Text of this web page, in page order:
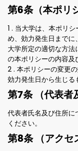
第6条（本ポリ
1 . 当大学は、本ポリ
め、効力発生日までに
大学所定の適切な方
の本ポリシーの内容及
2 . 本ポリシーの変更
効力発生日から生じる
第7条 （代表者
代表者氏名及び住所
ください。
第8条 （アクセ